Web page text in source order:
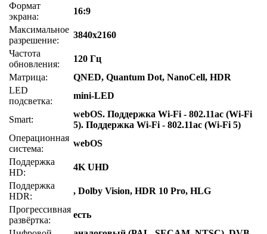
Формат
экрана:
16:9
Максимальное
разрешение:
3840x2160
Частота
обновления:
120 Гц
Матрица:
QNED, Quantum Dot, NanoCell, HDR
LED
подсветка:
mini-LED
Smart:
webOS. Поддержка Wi-Fi - 802.11ac (Wi-Fi
5). Поддержка Wi-Fi - 802.11ac (Wi-Fi 5)
Операционная
система:
webOS
Поддержка
HD:
4K UHD
Поддержка
HDR:
, Dolby Vision, HDR 10 Pro, HLG
Прогрессивная
развёртка:
есть